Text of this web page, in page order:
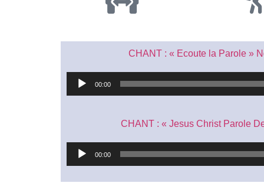
CHANT : « Ecoute la Parole »
Lecteur
00:00
CHANT : « Jesus Christ Parole
Lecteur
00:00